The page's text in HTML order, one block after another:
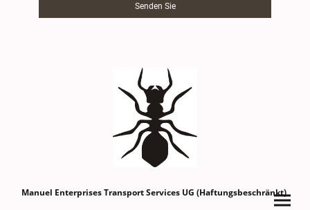
Senden Sie
Manuel Enterprises Transport Services UG (Haftungsbeschränkt)